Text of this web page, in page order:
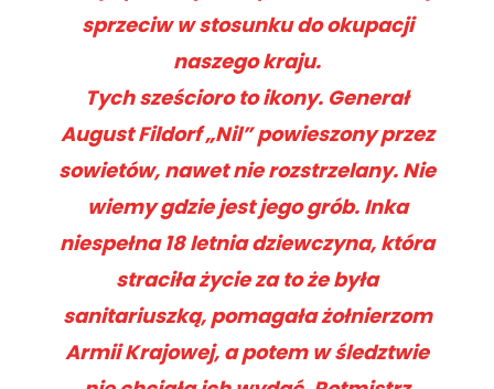
sprzeciw w stosunku do okupacji
naszego kraju.
Tych sześcioro to ikony. Generał
August Fildorf „Nil” powieszony przez
sowietów, nawet nie rozstrzelany. Nie
wiemy gdzie jest jego grób. Inka
niespełna 18 letnia dziewczyna, która
straciła życie za to że była
sanitariuszką, pomagała żołnierzom
Armii Krajowej, a potem w śledztwie